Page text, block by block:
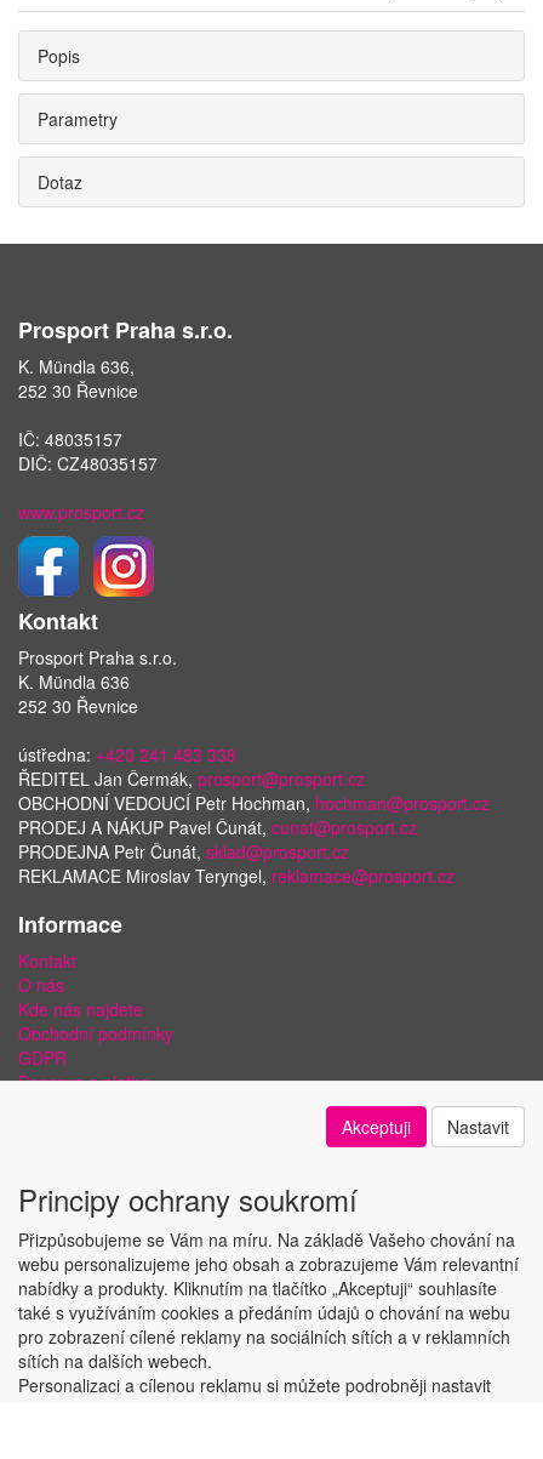
Popis
Parametry
Dotaz
Prosport Praha s.r.o.
K. Mündla 636,
252 30 Řevnice
IČ: 48035157
DIČ: CZ48035157
www.prosport.cz
Kontakt
Prosport Praha s.r.o.
K. Mündla 636
252 30 Řevnice
ústředna: +420 241 483 338
ŘEDITEL Jan Čermák, prosport@prosport.cz
OBCHODNÍ VEDOUCÍ Petr Hochman, hochman@prosport.cz
PRODEJ A NÁKUP Pavel Čunát, cunat@prosport.cz
PRODEJNA Petr Čunát, sklad@prosport.cz
REKLAMACE Miroslav Teryngel, reklamace@prosport.cz
Informace
Kontakt
O nás
Kde nás najdete
Obchodní podmínky
GDPR
Doprava a platba
Copyright © ABRA Software a.s. 2018
Akceptuji Nastavit
Principy ochrany soukromí
Přizpůsobujeme se Vám na míru. Na základě Vašeho chování na
webu personalizujeme jeho obsah a zobrazujeme Vám relevantní
nabídky a produkty. Kliknutím na tlačítko „Akceptuji“ souhlasíte
také s využíváním cookies a předáním údajů o chování na webu
pro zobrazení cílené reklamy na sociálních sítích a v reklamních
sítích na dalších webech.
Personalizaci a cílenou reklamu si můžete podrobněji nastavit